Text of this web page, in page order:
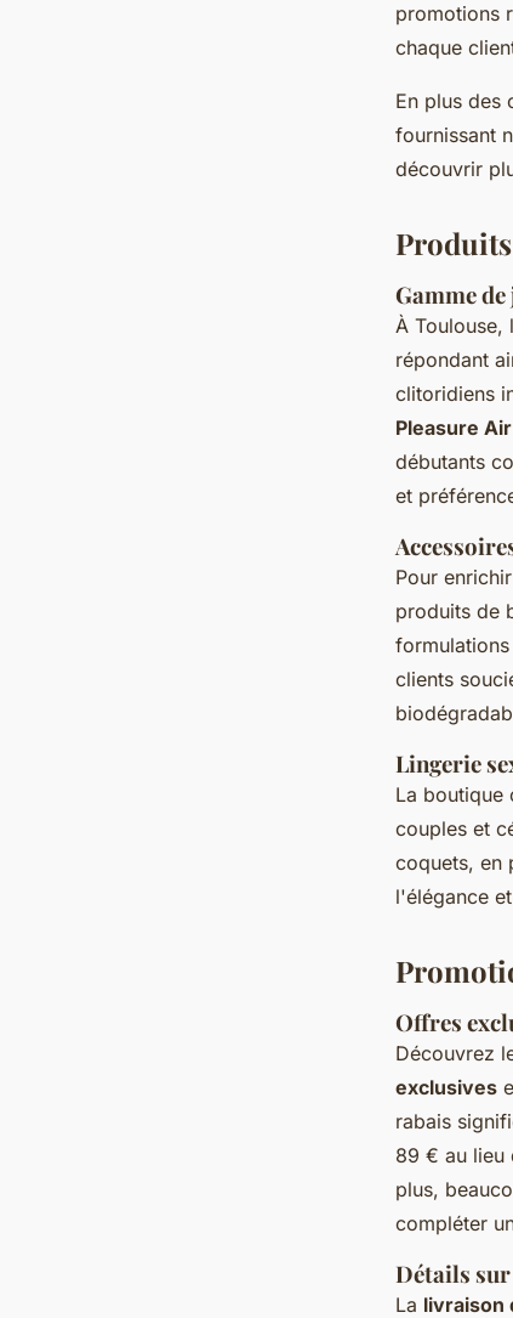
promotions
chaque
En plus des
fournissant
découvrir
Gamme
À Toulouse,
répondant
clitoridiens
Pleasure Air
débutants
et
Pour
produits de
clients
Lingerie
La boutique
couples et
coquets, en
l'élégance
Offres
Découvrez
exclusives
rabais
89 € au lieu
plus,
compléter
Détails
La livraison